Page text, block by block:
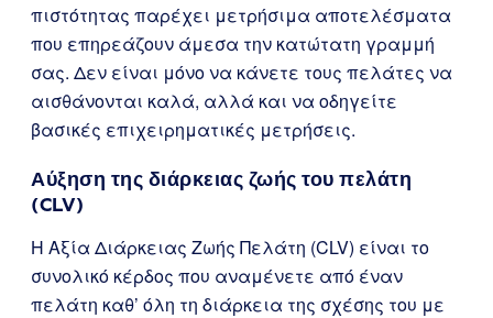
πιστότητας παρέχει μετρήσιμα αποτελέσματα
που επηρεάζουν άμεσα την κατώτατη γραμμή
σας. Δεν είναι μόνο να κάνετε τους πελάτες να
αισθάνονται καλά, αλλά και να οδηγείτε
βασικές επιχειρηματικές μετρήσεις.
Αύξηση της διάρκειας ζωής του πελάτη
(CLV)
Η Αξία Διάρκειας Ζωής Πελάτη (CLV) είναι το
συνολικό κέρδος που αναμένετε από έναν
πελάτη καθ’ όλη τη διάρκεια της σχέσης του με